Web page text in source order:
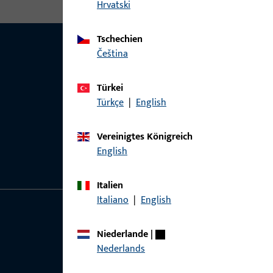
Hrvatski
Tschechien
čeština
Türkei
Türkçe | English
Vereinigtes Königreich
English
Italien
Italiano | English
Niederlande|
Nederlands
Allgemeines
Impressum